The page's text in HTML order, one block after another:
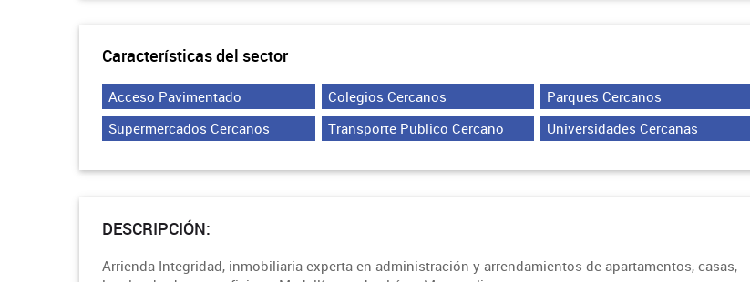
Características del sector
Acceso Pavimentado Colegios Cercanos
Parques Cercanos
Supermercados Cercanos
Transporte Publico Cercano Universidades Cercanas
DESCRIPCIÓN:
Arrienda Integridad, inmobiliaria experta en administración y arrendamientos de apartamentos, casas,